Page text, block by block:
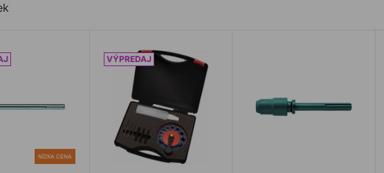
SDS max predlžovacia
NÍZKA CENA
Sada PROFIL DIAMOND 8-dielna